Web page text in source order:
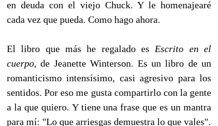
en deuda con el viejo Chuck. Y le homenajearé
cada vez que pueda. Como hago ahora.
El libro que más he regalado es Escrito en el
cuerpo, de Jeanette Winterson. Es un libro de un
romanticismo intensísimo, casi agresivo para los
sentidos. Por eso me gusta compartirlo con la gente
a la que quiero. Y tiene una frase que es un mantra
para mí: "Lo que arriesgas demuestra lo que vales".